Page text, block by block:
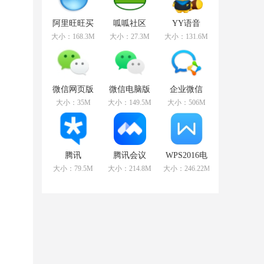
阿里旺旺买
家版
v9.12.12C官
方版
大小：168.3M
呱呱社区
v2.0.0808官
大小：27.3M
YY语音
v8.72.0.1官
大小：131.6M
微信网页版
v2.5.5官方最
新版
大小：35M
微信电脑版
v3.3.5.1000
官方最新版
大小：149.5M
企业微信
v3.1.15.3008
官方PC版
大小：506M
腾讯
TIMv3.3.8.22043
官方版
大小：79.5M
腾讯会议
v2.17.5.410
官方PC版
大小：214.8M
WPS2016电
脑版
v11.1.0.10314
大小：246.22MB